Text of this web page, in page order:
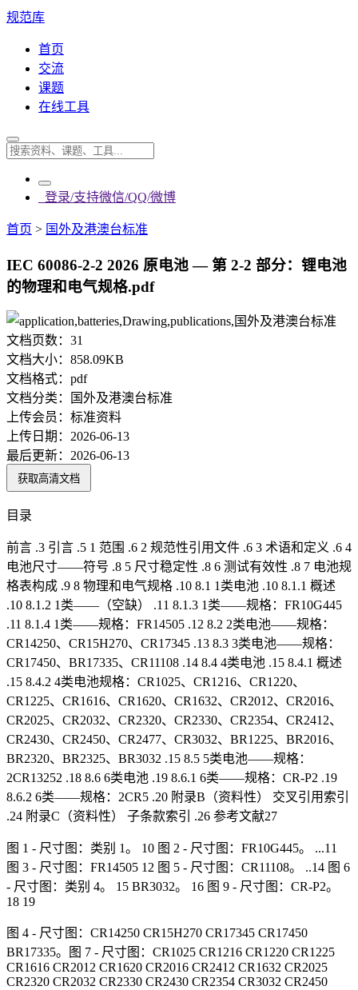
规范库
首页
交流
课题
在线工具
登录/支持微信/QQ/微博
首页 > 国外及港澳台标准
IEC 60086-2-2 2026 原电池 — 第 2-2 部分：锂电池
的物理和电气规格.pdf
文档页数： 31
文档大小： 858.09KB
文档格式： pdf
文档分类：
国外及港澳台标准
上传会员： 标准资料
上传日期： 2026-06-13
最后更新： 2026-06-13
获取高清文档
目录
前言 .3 引言 .5 1 范围 .6 2 规范性引用文件 .6 3 术语和定义 .6 4
电池尺寸——符号 .8 5 尺寸稳定性 .8 6 测试有效性 .8 7 电池规
格表构成 .9 8 物理和电气规格 .10 8.1 1类电池 .10 8.1.1 概述
.10 8.1.2 1类——（空缺） .11 8.1.3 1类——规格：FR10G445
.11 8.1.4 1类——规格：FR14505 .12 8.2 2类电池——规格：
CR14250、CR15H270、CR17345 .13 8.3 3类电池——规格：
CR17450、BR17335、CR11108 .14 8.4 4类电池 .15 8.4.1 概述
.15 8.4.2 4类电池规格：CR1025、CR1216、CR1220、
CR1225、CR1616、CR1620、CR1632、CR2012、CR2016、
CR2025、CR2032、CR2320、CR2330、CR2354、CR2412、
CR2430、CR2450、CR2477、CR3032、BR1225、BR2016、
BR2320、BR2325、BR3032 .15 8.5 5类电池——规格：
2CR13252 .18 8.6 6类电池 .19 8.6.1 6类——规格：CR-P2 .19
8.6.2 6类——规格：2CR5 .20 附录B（资料性） 交叉引用索引
.24 附录C（资料性） 子条款索引 .26 参考文献27
图 1 - 尺寸图：类别 1。 10 图 2 - 尺寸图：FR10G445。 ...11
图 3 - 尺寸图：FR14505 12 图 5 - 尺寸图：CR11108。 ..14 图 6
- 尺寸图：类别 4。 15 BR3032。 16 图 9 - 尺寸图：CR-P2。
18 19
图 4 - 尺寸图：CR14250 CR15H270 CR17345 CR17450
BR17335。图 7 - 尺寸图：CR1025 CR1216 CR1220 CR1225
CR1616 CR2012 CR1620 CR2016 CR2412 CR1632 CR2025
CR2320 CR2032 CR2330 CR2430 CR2354 CR3032 CR2450